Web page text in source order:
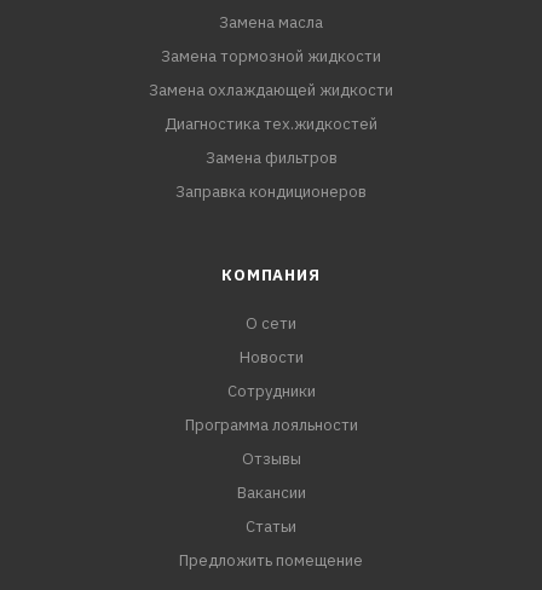
Замена масла
Замена тормозной жидкости
Замена охлаждающей жидкости
Диагностика тех.жидкостей
Замена фильтров
Заправка кондиционеров
КОМПАНИЯ
О сети
Новости
Сотрудники
Программа лояльности
Отзывы
Вакансии
Статьи
Предложить помещение